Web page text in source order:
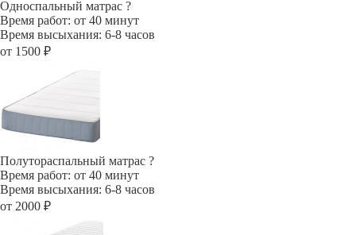
Односпальный матрас ?
Время работ: от 40 минут
Время высыхания: 6-8 часов
от 1500 ₽
Полутораспальный матрас ?
Время работ: от 40 минут
Время высыхания: 6-8 часов
от 2000 ₽